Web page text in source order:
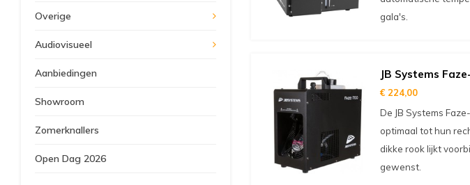
Overige
Audiovisueel
Aanbiedingen
Showroom
Zomerknallers
Open Dag 2026
gala's.
JB Systems
€ 224,00
De JB Systems
optimaal tot hun
dikke rook lijkt
gewenst.